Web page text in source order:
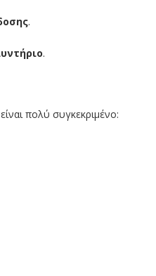
.
.
πολύ συγκεκριμένο: